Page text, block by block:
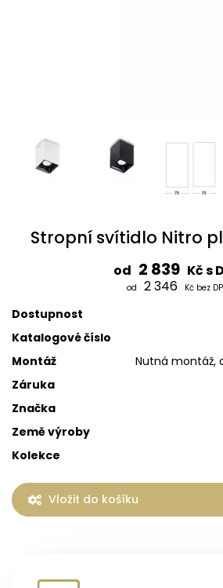
Stropní svítidlo Nitro
od 2 839 Kč s
od 2 346 Kč bez
Dostupnost
Katalogové číslo
Montáž
Nutná montáž,
Záruka
Značka
Země výroby
Kolekce
Vložit do košíku